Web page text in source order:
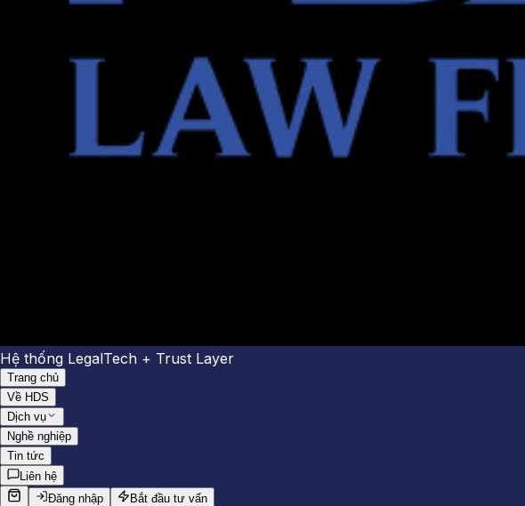
Hệ thống LegalTech + Trust Layer
Trang chủ
Về HDS
Dịch vụ
Nghề nghiệp
Tin tức
Liên hệ
Đăng nhập
Bắt đầu tư vấn